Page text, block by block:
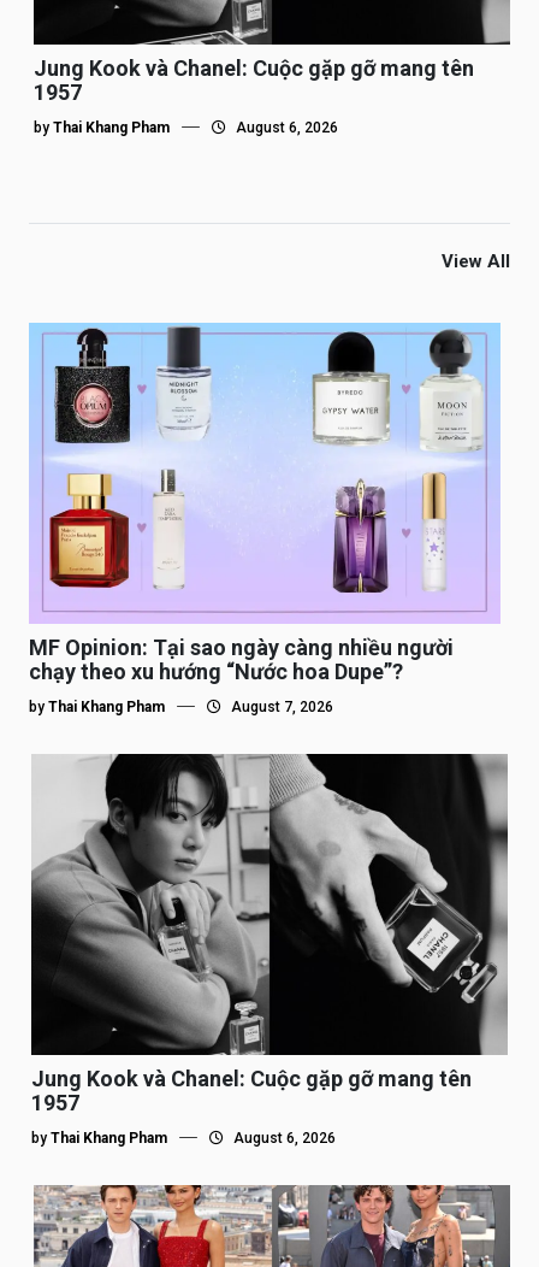
Jung Kook và Chanel: Cuộc gặp gỡ mang tên
1957
by Thai Khang Pham August 6, 2026
View All
MF Opinion: Tại sao ngày càng nhiều người
chạy theo xu hướng “Nước hoa Dupe”?
by Thai Khang Pham August 7, 2026
Jung Kook và Chanel: Cuộc gặp gỡ mang tên
1957
by Thai Khang Pham August 6, 2026